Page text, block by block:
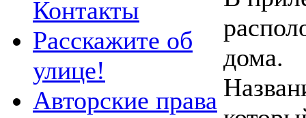
Контакты
Расскажите об
улице!
Авторские права
дома.